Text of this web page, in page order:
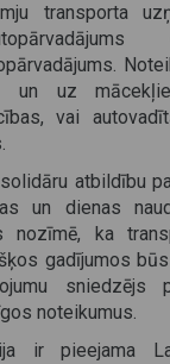
transporta
un uz
vai
atbildību
un dienas
nozīmē, ka
gadījumos
sniedzējs
noteikumus.
ir pieejama